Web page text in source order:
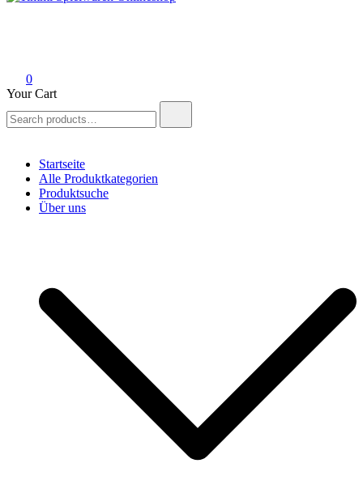
0
Your Cart
for:
Startseite
Alle Produktkategorien
Produktsuche
Über uns